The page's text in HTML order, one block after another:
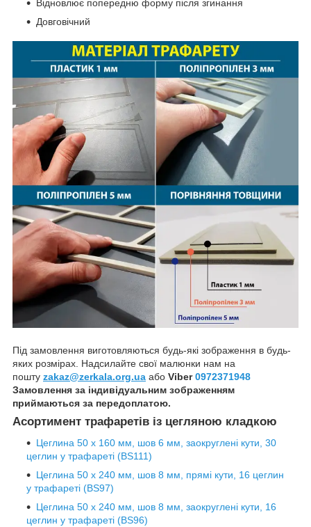
Відновлює попередню форму після згинання
Довговічний
Під замовлення виготовляються будь-які зображення в будь-
яких розмірах. Надсилайте свої малюнки нам на
пошту zakaz@zerkala.org.ua або Viber 0972371948
Замовлення за індивідуальним зображенням
приймаються за передоплатою.
Асортимент трафаретів із цегляною кладкою
Цеглина 50 х 160 мм, шов 6 мм, заокруглені кути, 30
цеглин у трафареті (BS111)
Цеглина 50 х 240 мм, шов 8 мм, прямі кути, 16 цеглин
у трафареті (BS97)
Цеглина 50 х 240 мм, шов 8 мм, заокруглені кути, 16
цеглин у трафареті (BS96)